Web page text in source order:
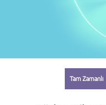
Tam Zamanlı